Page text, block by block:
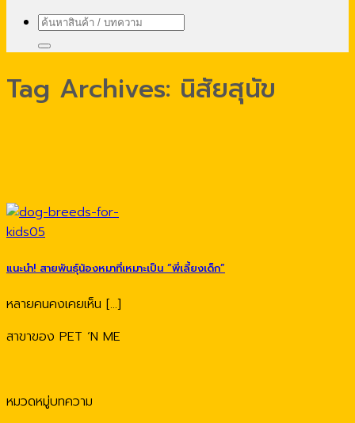
ค้นหา:
Tag Archives: นิสัยสุนัข
แนะนำ! สายพันธุ์น้องหมาที่เหมาะเป็น “พี่เลี้ยงเด็ก”
หลายคนคงเคยเห็น [...]
สาขาของ PET ‘N ME
หมวดหมู่บทความ